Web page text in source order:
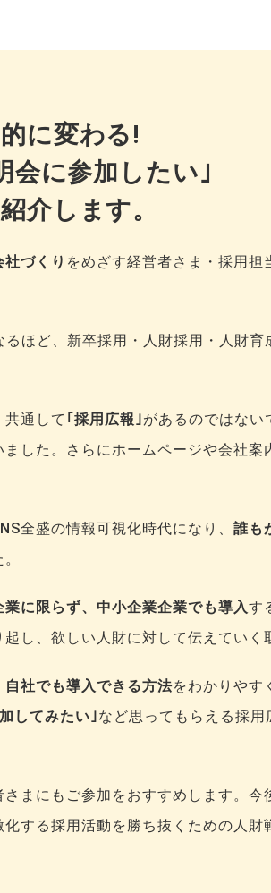
に変わる!
会に参加したい｣
介します。
づくり をめざす経営者さま・採用
ほど、新卒採用・人財採用・人財
通して ｢採用広報｣があるのではない
ました。さらにホームページや会社
全盛の情報可視化時代になり、 誰も
に限らず、中小企業企業でも導入す
し、欲しい人財に対して伝えていく
自社でも導入できる方法をわかりやす
してみたい｣など思ってもらえる採
まにもご参加をおすすめします。今
する採用活動を勝ち抜くための人